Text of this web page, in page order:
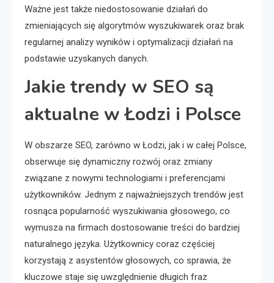
Ważne jest także niedostosowanie działań do
zmieniających się algorytmów wyszukiwarek oraz brak
regularnej analizy wyników i optymalizacji działań na
podstawie uzyskanych danych.
Jakie trendy w SEO są
aktualne w Łodzi i Polsce
W obszarze SEO, zarówno w Łodzi, jak i w całej Polsce,
obserwuje się dynamiczny rozwój oraz zmiany
związane z nowymi technologiami i preferencjami
użytkowników. Jednym z najważniejszych trendów jest
rosnąca popularność wyszukiwania głosowego, co
wymusza na firmach dostosowanie treści do bardziej
naturalnego języka. Użytkownicy coraz częściej
korzystają z asystentów głosowych, co sprawia, że
kluczowe staje się uwzględnienie długich fraz